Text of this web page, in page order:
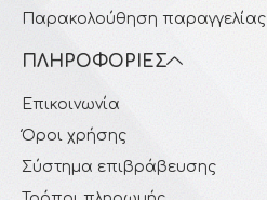
Παρακολούθηση παραγγελίας
ΠΛΗΡΟΦΟΡΊΕΣ
Επικοινωνία
Όροι χρήσης
Σύστημα επιβράβευσης